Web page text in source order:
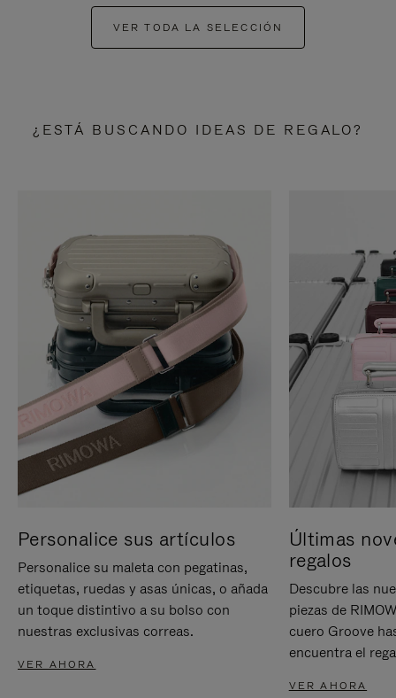
VER TODA LA SELECCIÓN
¿ESTÁ BUSCANDO IDEAS DE REGALO?
Personalice sus artículos
Personalice su maleta con pegatinas,
etiquetas, ruedas y asas únicas, o añada
un toque distintivo a su bolso con
nuestras exclusivas correas.
VER AHORA
Últimas
regalos
Descubre las
piezas de
cuero Groove
encuentra el
VER AHORA